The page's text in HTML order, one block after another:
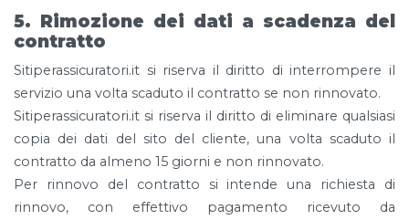
5. Rimozione dei dati a scadenza del
contratto
Sitiperassicuratori.it si riserva il diritto di interrompere il
servizio una volta scaduto il contratto se non rinnovato.
Sitiperassicuratori.it si riserva il diritto di eliminare qualsiasi
copia dei dati del sito del cliente, una volta scaduto il
contratto da almeno 15 giorni e non rinnovato.
Per rinnovo del contratto si intende una richiesta di
rinnovo, con effettivo pagamento ricevuto da